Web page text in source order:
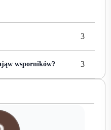
wsporników?